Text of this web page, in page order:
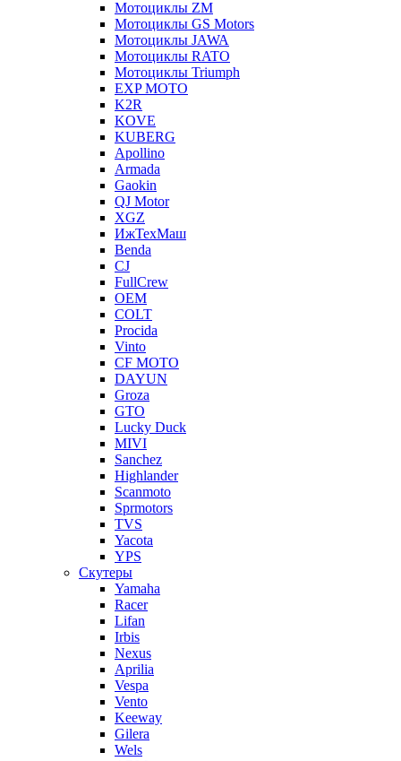
Мотоциклы ZM
Мотоциклы GS Motors
Мотоциклы JAWA
Мотоциклы RATO
Мотоциклы Triumph
EXP MOTO
K2R
KOVE
KUBERG
Apollino
Armada
Gaokin
QJ Motor
XGZ
ИжТехМаш
Benda
CJ
FullCrew
OEM
COLT
Procida
Vinto
CF MOTO
DAYUN
Groza
GTO
Lucky Duck
MIVI
Sanchez
Highlander
Scanmoto
Sprmotors
TVS
Yacota
YPS
Скутеры
Yamaha
Racer
Lifan
Irbis
Nexus
Aprilia
Vespa
Vento
Keeway
Gilera
Wels